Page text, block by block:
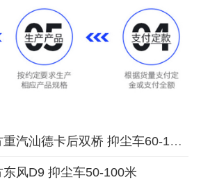
上一篇：国六16方重汽汕德卡后双桥 抑尘车60-120米
风D9 抑尘车50-100米